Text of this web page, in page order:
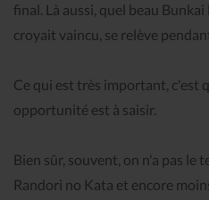
final. Là aussi, quel beau
croyait vaincu, se relève
Ce qui est très important, c'est
opportunité est à saisir.
Bien sûr, souvent, on n'a pas le
Randori no Kata et encore